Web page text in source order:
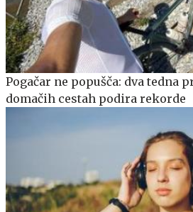
Pogačar ne popušča: dva tedna
domačih cestah podira rekorde